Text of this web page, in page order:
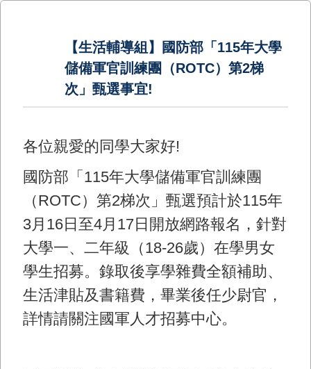
【生活輔導組】國防部「115年大學
儲備軍官訓練團（ROTC）第2梯
次」甄選事宜!
各位親愛的同學大家好!
國防部「115年大學儲備軍官訓練團
（ROTC）第2梯次」甄選預計於115年
3月16日至4月17日開放網路報名，針對
大學一、二年級（18-26歲）在學男女
學生招募。錄取後享學雜費全額補助、
生活津貼及書籍費，畢業後任少尉官，
詳情請關注國軍人才招募中心。